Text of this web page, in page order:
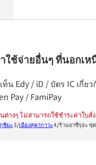
ใช้จ่ายอื่นๆ ที่นอกเห
ท็น Edy / iD / บัตร IC เกี่
Pay / FamiPay
ต่างๆ ไม่สามารถใช้ชำระค่าใบสั่
ชิมะ เมืองสุคากาวะ ร้านยาซึรุฮะ ซุ